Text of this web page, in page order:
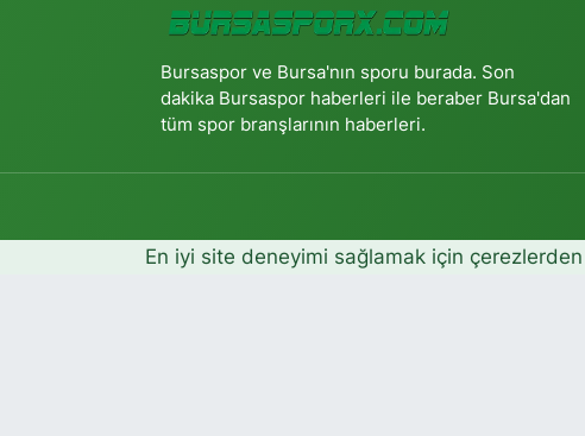
Bursaspor ve Bursa'nın sporu burada. Son
dakika Bursaspor haberleri ile beraber Bursa'dan
tüm spor branşlarının haberleri.
En iyi site deneyimi sağlamak için